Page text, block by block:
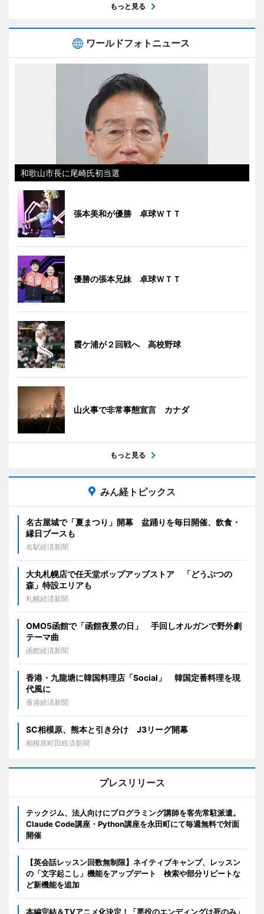
もっと見る
ワールドフォトニュース
和歌山市長に尾崎氏初当選
張本美和が優勝 卓球ＷＴＴ
優勝の張本兄妹 卓球ＷＴＴ
霞ケ浦が２回戦へ 高校野球
山火事で非常事態宣言 カナダ
もっと見る
みん経トピックス
名古屋城で「夏まつり」開幕 盆踊りを毎日開催、飲食・
縁日ブースも
名駅経済新聞
大丸札幌店で任天堂ポップアップストア 「どうぶつの
森」特設エリアも
札幌経済新聞
OMO5函館で「函館夜景の日」 手回しオルガンで野外劇
テーマ曲
函館経済新聞
香港・九龍塘に韓国料理店「Social」 韓国定番料理を現
代風に
香港経済新聞
SC相模原、熊本と引き分け J3リーグ開幕
相模原町田経済新聞
プレスリリース
テックジム、法人向けにプログラミング講師を客先常駐派遣。
Claude Code講座・Python講座を永田町にて毎週無料で対面
開催
【英会話レッスン回数無制限】ネイティブキャンプ、レッスン
の「文字起こし」機能をアップデート 検索や部分リピートな
ど新機能を追加
本編完結＆TVアニメ化決定！「悪役のエンディングは死のみ」